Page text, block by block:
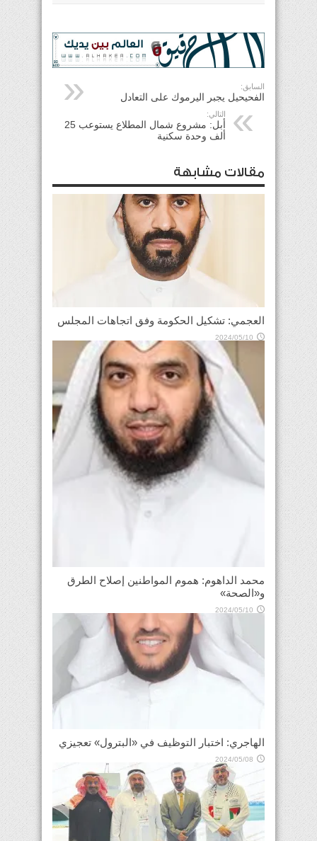
السابق:
الفحيحيل يجبر اليرموك على التعادل
التالي:
أبل: مشروع شمال المطلاع يستوعب 25
ألف وحدة سكنية
مقالات مشابهة
العجمي: تشكيل الحكومة وفق اتجاهات المجلس
2024/05/10
محمد الداهوم: هموم المواطنين إصلاح الطرق
و«الصحة»
2024/05/10
الهاجري: اختبار التوظيف في «البترول» تعجيزي
2024/05/08